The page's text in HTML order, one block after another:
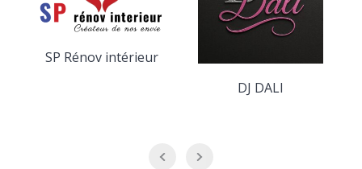
SP Rénov intérieur
DJ DALI